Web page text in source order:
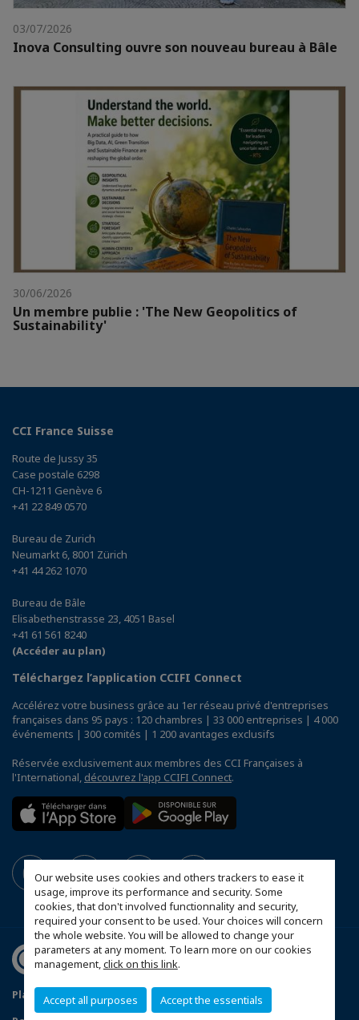
Our website uses cookies and others trackers to ease it
usage, improve its performance and security. Some
cookies, that don't involved functionnality and security,
required your consent to be used. Your choices will concern
the whole website. You will be allowed to change your
parameters at any moment. To learn more on our cookies
management,click on this link.
Accept all purposes Accept the essentials
03/07/2026
Inova Consulting ouvre son nouveau bureau à Bâle
30/06/2026
Un membre publie : 'The New Geopolitics of
Sustainability'
CCI France Suisse
Route de Jussy 35
Case postale 6298
CH-1211 Genève 6
+41 22 849 0570
Bureau de Zurich
Neumarkt 6, 8001 Zürich
+41 44 262 1070
Bureau de Bâle
Elisabethenstrasse 23, 4051 Basel
+41 61 561 8240
(Accéder au plan)
Téléchargez l’application CCIFI Connect
Accélérez votre business grâce au 1er réseau privé d'entreprises
françaises dans 95 pays : 120 chambres | 33 000 entreprises | 4 000
événements | 300 comités | 1 200 avantages exclusifs
Réservée exclusivement aux membres des CCI Françaises à
l'International, découvrez l'app CCIFI Connect.
Plan d'accès Genève
Mentions légales